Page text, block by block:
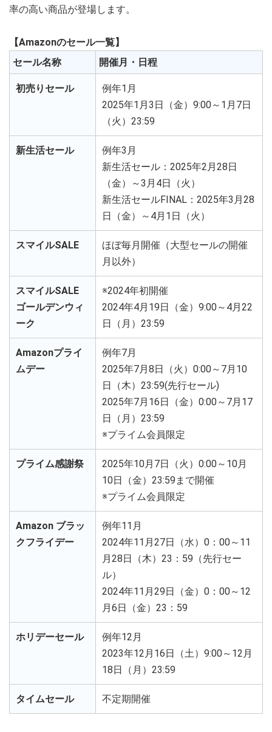
率の高い商品が登場します。
【Amazonのセール一覧】
セール名称
開催月・日程
初売りセール
例年1月
2025年1月3日（金）9:00～1月7日
（火）23:59
新生活セール
例年3月
新生活セール：2025年2月28日
（金）～3月4日（火）
新生活セールFINAL：2025年3月28
日（金）～4月1日（火）
スマイルSALE
ほぼ毎月開催（大型セールの開催
月以外）
スマイルSALE
ゴールデンウィ
ーク
※2024年初開催
2024年4月19日（金）9:00～4月22
日（月）23:59
Amazonプライ
ムデー
例年7月
2025年7月8日（火）0:00～7月10
日（木）23:59(先行セール)
2025年7月16日（金）0:00～7月17
日（月）23:59
※プライム会員限定
プライム感謝祭
2025年10月7日（火）0:00～10月
10日（金）23:59まで開催
※プライム会員限定
Amazon ブラッ
クフライデー
例年11月
2024年11月27日（水）0：00～11
月28日（木）23：59（先行セー
ル）
2024年11月29日（金）0：00～12
月6日（金）23：59
ホリデーセール
例年12月
2023年12月16日（土）9:00～12月
18日（月）23:59
タイムセール 不定期開催